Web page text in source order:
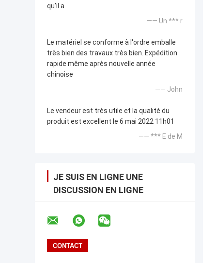
qu'il a.
—— Un *** r
Le matériel se conforme à l'ordre emballe
très bien des travaux très bien. Expédition
rapide même après nouvelle année
chinoise
—— John
Le vendeur est très utile et la qualité du
produit est excellent le 6 mai 2022 11h01
—— *** E de M
JE SUIS EN LIGNE UNE
DISCUSSION EN LIGNE